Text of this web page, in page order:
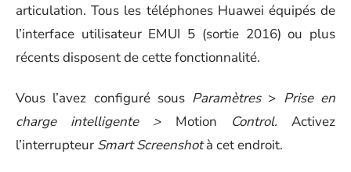
articulation. Tous les téléphones Huawei équipés de
l’interface utilisateur EMUI 5 (sortie 2016) ou plus
récents disposent de cette fonctionnalité.
Vous l’avez configuré sousParamètres> Prise en
charge intelligente >Motion Control.Activez
l’interrupteur Smart Screenshotà cet endroit.